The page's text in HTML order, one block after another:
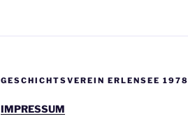
GESCHICHTSVEREIN ERLENSEE 1978
IMPRESSUM